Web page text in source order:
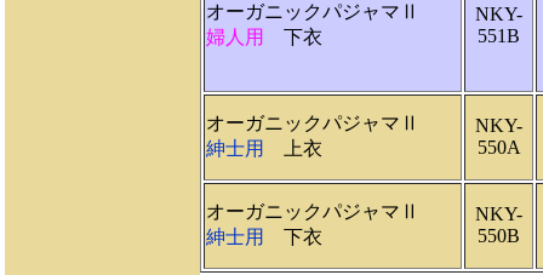
オーガニックパジャマⅡ
婦人用
下衣
NKY-
551B
オーガニックパジャマⅡ
紳士用
上衣
NKY-
550A
オーガニックパジャマⅡ
紳士用
下衣
NKY-
550B